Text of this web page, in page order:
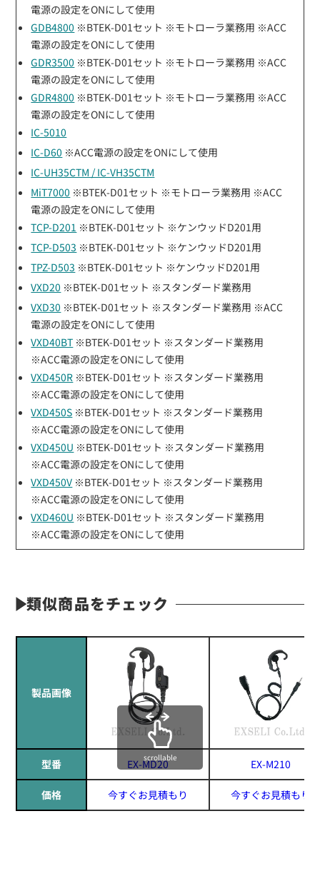
電源の設定をONにして使用
GDB4800 ※BTEK-D01セット ※モトローラ業務用 ※ACC
電源の設定をONにして使用
GDR3500 ※BTEK-D01セット ※モトローラ業務用 ※ACC
電源の設定をONにして使用
GDR4800 ※BTEK-D01セット ※モトローラ業務用 ※ACC
電源の設定をONにして使用
IC-5010
IC-D60 ※ACC電源の設定をONにして使用
IC-UH35CTM / IC-VH35CTM
MiT7000 ※BTEK-D01セット ※モトローラ業務用 ※ACC
電源の設定をONにして使用
TCP-D201 ※BTEK-D01セット ※ケンウッドD201用
TCP-D503 ※BTEK-D01セット ※ケンウッドD201用
TPZ-D503 ※BTEK-D01セット ※ケンウッドD201用
VXD20 ※BTEK-D01セット ※スタンダード業務用
VXD30 ※BTEK-D01セット ※スタンダード業務用 ※ACC
電源の設定をONにして使用
VXD40BT ※BTEK-D01セット ※スタンダード業務用
※ACC電源の設定をONにして使用
VXD450R ※BTEK-D01セット ※スタンダード業務用
※ACC電源の設定をONにして使用
VXD450S ※BTEK-D01セット ※スタンダード業務用
※ACC電源の設定をONにして使用
VXD450U ※BTEK-D01セット ※スタンダード業務用
※ACC電源の設定をONにして使用
VXD450V ※BTEK-D01セット ※スタンダード業務用
※ACC電源の設定をONにして使用
VXD460U ※BTEK-D01セット ※スタンダード業務用
※ACC電源の設定をONにして使用
類似商品をチェック
製品画像
型番 EX-MD20 EX-M210
価格 今すぐお見積もり 今すぐお見積もり
scrollable